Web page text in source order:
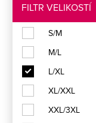
FILTR VELIKOSTÍ
S/M
M/L
L/XL
XL/XXL
XXL/3XL